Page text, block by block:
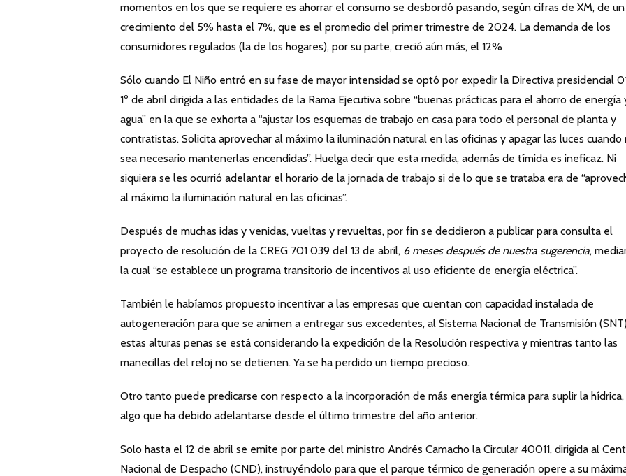
momentos en los que se requiere es ahorrar el consumo se desbordó pasando, según cifras de XM, de un
crecimiento del 5% hasta el 7%, que es el promedio del primer trimestre de 2024. La demanda de los
consumidores regulados (la de los hogares), por su parte, creció aún más, el 12%
Sólo cuando El Niño entró en su fase de mayor intensidad se optó por expedir la Directiva presidencial
1º de abril dirigida a las entidades de la Rama Ejecutiva sobre “buenas prácticas para el ahorro de energía
agua” en la que se exhorta a “ajustar los esquemas de trabajo en casa para todo el personal de planta y
contratistas. Solicita aprovechar al máximo la iluminación natural en las oficinas y apagar las luces cuando
sea necesario mantenerlas encendidas”. Huelga decir que esta medida, además de tímida es ineficaz. Ni
siquiera se les ocurrió adelantar el horario de la jornada de trabajo si de lo que se trataba era de
al máximo la iluminación natural en las oficinas”.
Después de muchas idas y venidas, vueltas y revueltas, por fin se decidieron a publicar para consulta el
proyecto de resolución de la CREG 701 039 del 13 de abril, 6 meses después de nuestra sugerencia,
la cual “se establece un programa transitorio de incentivos al uso eficiente de energía eléctrica”.
También le habíamos propuesto incentivar a las empresas que cuentan con capacidad instalada de
autogeneración para que se animen a entregar sus excedentes, al Sistema Nacional de Transmisión
estas alturas penas se está considerando la expedición de la Resolución respectiva y mientras tanto las
manecillas del reloj no se detienen. Ya se ha perdido un tiempo precioso.
Otro tanto puede predicarse con respecto a la incorporación de más energía térmica para suplir la hídrica,
algo que ha debido adelantarse desde el último trimestre del año anterior.
Solo hasta el 12 de abril se emite por parte del ministro Andrés Camacho la Circular 40011, dirigida al
Nacional de Despacho (CND), instruyéndolo para que el parque térmico de generación opere a su